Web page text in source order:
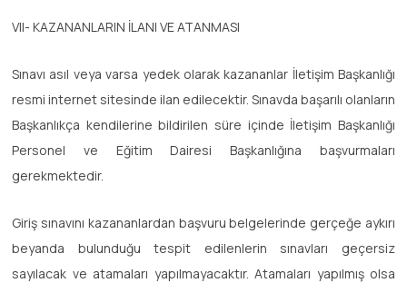
VII- KAZANANLARIN İLANI VE ATANMASI
Sınavı asıl veya varsa yedek olarak kazananlar İletişim Başkanlığı
resmi internet sitesinde ilan edilecektir. Sınavda başarılı olanların
Başkanlıkça kendilerine bildirilen süre içinde İletişim Başkanlığı
Personel ve Eğitim Dairesi Başkanlığına başvurmaları
gerekmektedir.
Giriş sınavını kazananlardan başvuru belgelerinde gerçeğe aykırı
beyanda bulunduğu tespit edilenlerin sınavları geçersiz
sayılacak ve atamaları yapılmayacaktır. Atamaları yapılmış olsa